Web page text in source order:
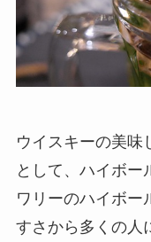
ウイスキーの美味
として、ハイボー
ワリーのハイボー
すさから多くの人